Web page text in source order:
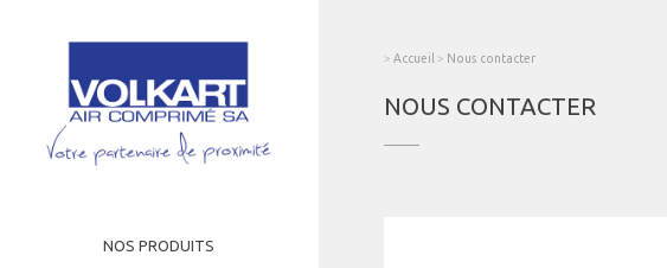
NOS PRODUITS
> Accueil > Nous contacter
NOUS CONTACTER